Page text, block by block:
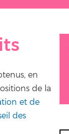
en
de la
et de
des